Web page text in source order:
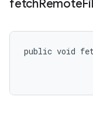
fetchRemote
public void